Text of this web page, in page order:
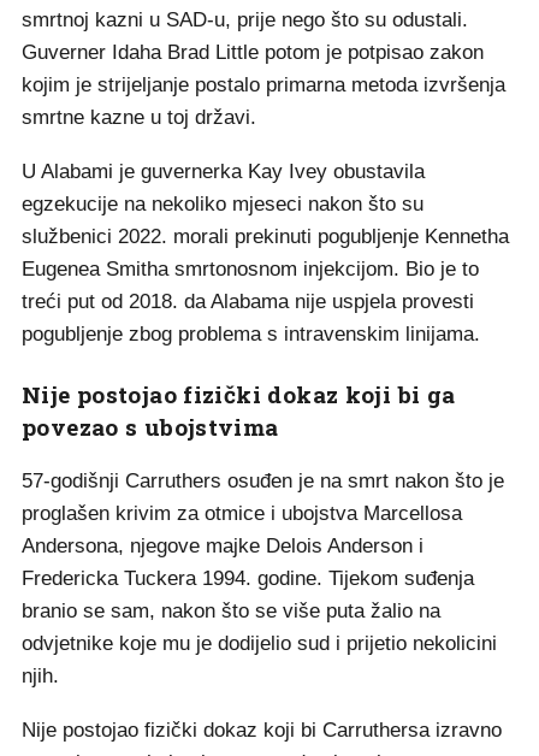
smrtnoj kazni u SAD-u, prije nego što su odustali.
Guverner Idaha Brad Little potom je potpisao zakon
kojim je strijeljanje postalo primarna metoda izvršenja
smrtne kazne u toj državi.
U Alabami je guvernerka Kay Ivey obustavila
egzekucije na nekoliko mjeseci nakon što su
službenici 2022. morali prekinuti pogubljenje Kennetha
Eugenea Smitha smrtonosnom injekcijom. Bio je to
treći put od 2018. da Alabama nije uspjela provesti
pogubljenje zbog problema s intravenskim linijama.
Nije postojao fizički dokaz koji bi ga
povezao s ubojstvima
57-godišnji Carruthers osuđen je na smrt nakon što je
proglašen krivim za otmice i ubojstva Marcellosa
Andersona, njegove majke Delois Anderson i
Fredericka Tuckera 1994. godine. Tijekom suđenja
branio se sam, nakon što se više puta žalio na
odvjetnike koje mu je dodijelio sud i prijetio nekolicini
njih.
Nije postojao fizički dokaz koji bi Carruthersa izravno